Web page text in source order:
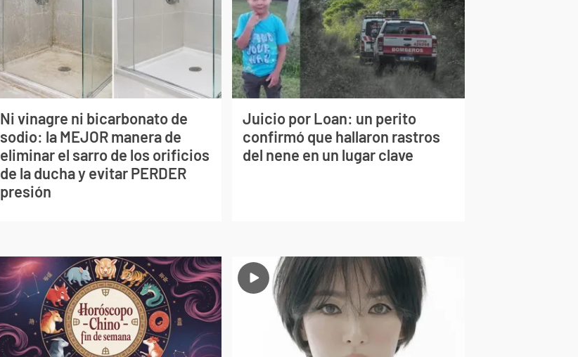
Ni vinagre ni bicarbonato de
sodio: la MEJOR manera de
eliminar el sarro de los orificios
de la ducha y evitar PERDER
presión
Juicio por Loan: un perito
confirmó que hallaron rastros
del nene en un lugar clave